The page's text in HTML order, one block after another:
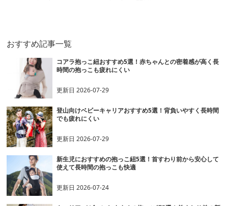
おすすめ記事一覧
コアラ抱っこ紐おすすめ5選！赤ちゃんとの密着感が高く長
時間の抱っこも疲れにくい
更新日2026-07-29
登山向けベビーキャリアおすすめ5選！背負いやすく長時間
でも疲れにくい
更新日2026-07-29
新生児におすすめの抱っこ紐5選！首すわり前から安心して
使えて長時間の抱っこも快適
更新日2026-07-24